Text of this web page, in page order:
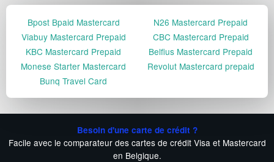
Bpost Bpaid Mastercard
N26 Mastercard Prepaid
Viabuy Mastercard Prepaid
CBC Mastercard Prepaid
KBC Mastercard Prepaid
Belfius Mastercard Prepaid
Monese Starter Mastercard
Revolut Mastercard prepaid
Bunq Travel Card
Besoin d'une carte de crédit ?
Facile avec le comparateur des cartes de crédit Visa et Mastercard
en Belgique.